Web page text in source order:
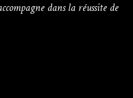
dans la réussite de